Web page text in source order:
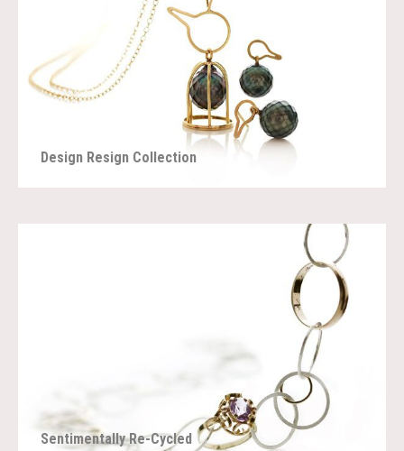
Design Resign Collection
Sentimentally Re-Cycled